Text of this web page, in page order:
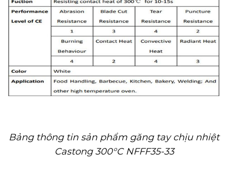
Bảng thông tin sản phẩm găng tay chịu nhiệt
Castong 300°C NFFF35-33